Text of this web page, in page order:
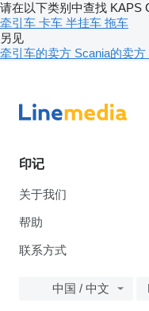
请在以下类别中查找 KAPS
牵引车 卡车 半挂车 拖车
另见
牵引车的卖方 Scania的卖方
印记
关于我们
帮助
联系方式
中国 / 中文